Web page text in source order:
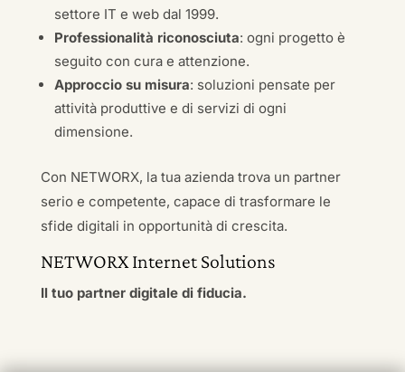
settore IT e web dal 1999.
Professionalità riconosciuta: ogni progetto è
seguito con cura e attenzione.
Approccio su misura: soluzioni pensate per
attività produttive e di servizi di ogni
dimensione.
Con NETWORX, la tua azienda trova un partner
serio e competente, capace di trasformare le
sfide digitali in opportunità di crescita.
NETWORX Internet Solutions
Il tuo partner digitale di fiducia.